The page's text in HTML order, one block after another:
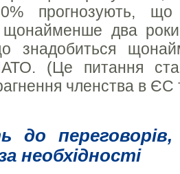
прогнозують,
два роки,
знадобиться
(Це питання
членства в
до
необхідності